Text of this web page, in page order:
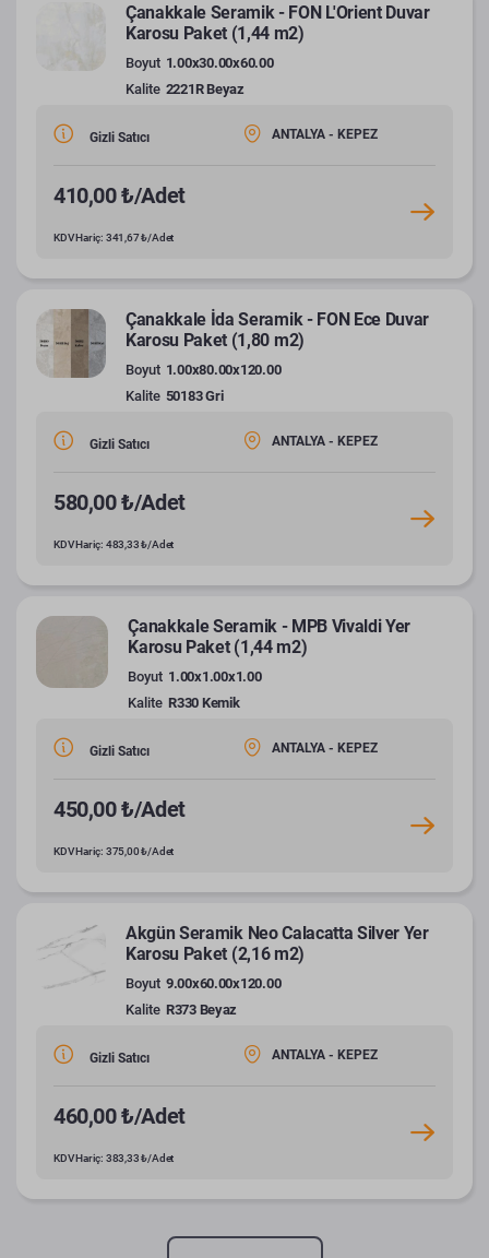
Çanakkale Seramik - FON L'Orient Duvar
Karosu Paket (1,44 m2)
Boyut 1.00x30.00x60.00
Kalite 2221R Beyaz
Gizli Satıcı ANTALYA - KEPEZ
410,00 ₺/Adet
KDV Hariç: 341,67 ₺/Adet
Çanakkale İda Seramik - FON Ece Duvar
Karosu Paket (1,80 m2)
Boyut 1.00x80.00x120.00
Kalite 50183 Gri
Gizli Satıcı ANTALYA - KEPEZ
580,00 ₺/Adet
KDV Hariç: 483,33 ₺/Adet
Çanakkale Seramik - MPB Vivaldi Yer
Karosu Paket (1,44 m2)
Boyut 1.00x1.00x1.00
Kalite R330 Kemik
Gizli Satıcı ANTALYA - KEPEZ
450,00 ₺/Adet
KDV Hariç: 375,00 ₺/Adet
Akgün Seramik Neo Calacatta Silver Yer
Karosu Paket (2,16 m2)
Boyut 9.00x60.00x120.00
Kalite R373 Beyaz
Gizli Satıcı ANTALYA - KEPEZ
460,00 ₺/Adet
KDV Hariç: 383,33 ₺/Adet